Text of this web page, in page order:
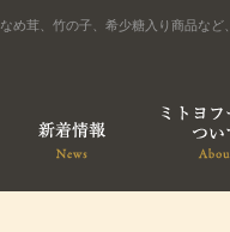
なめ茸、竹の子、希少糖入り商品など